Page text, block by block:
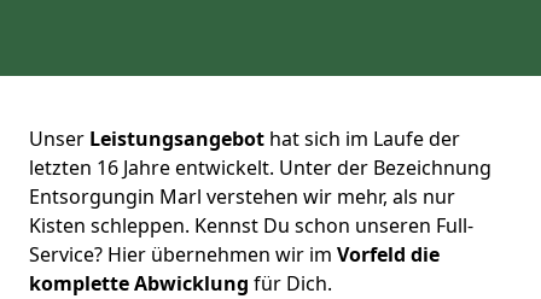
Unser Leistungsangebot hat sich im Laufe der
letzten 16 Jahre entwickelt. Unter der Bezeichnung
Entsorgungin Marl verstehen wir mehr, als nur
Kisten schleppen. Kennst Du schon unseren Full-
Service? Hier übernehmen wir im Vorfeld die
komplette Abwicklung für Dich.